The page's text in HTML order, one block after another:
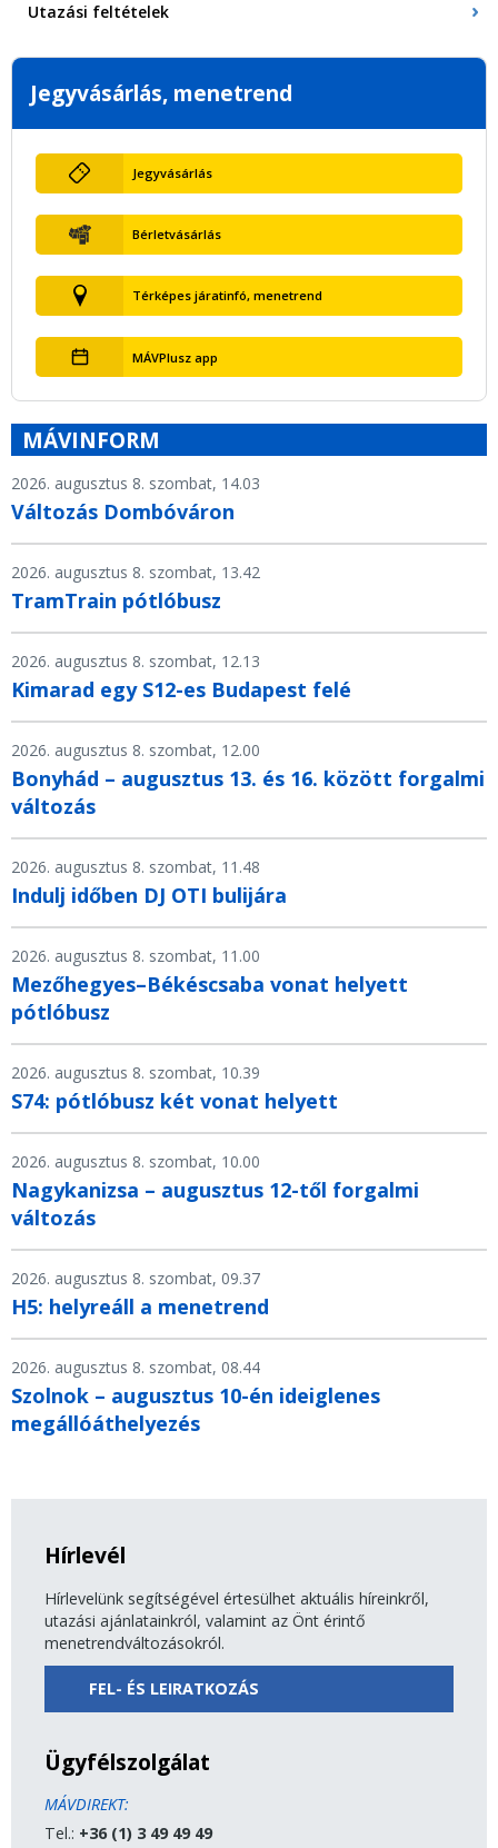
Utazási feltételek
Jegyvásárlás, menetrend
Jegyvásárlás
Bérletvásárlás
Térképes járatinfó, menetrend
MÁVPlusz app
MÁVINFORM
2026. augusztus 8. szombat, 14.03
Változás Dombóváron
2026. augusztus 8. szombat, 13.42
TramTrain pótlóbusz
2026. augusztus 8. szombat, 12.13
Kimarad egy S12-es Budapest felé
2026. augusztus 8. szombat, 12.00
Bonyhád – augusztus 13. és 16. között forgalmi
változás
2026. augusztus 8. szombat, 11.48
Indulj időben DJ OTI bulijára
2026. augusztus 8. szombat, 11.00
Mezőhegyes–Békéscsaba vonat helyett
pótlóbusz
2026. augusztus 8. szombat, 10.39
S74: pótlóbusz két vonat helyett
2026. augusztus 8. szombat, 10.00
Nagykanizsa – augusztus 12-től forgalmi
változás
2026. augusztus 8. szombat, 09.37
H5: helyreáll a menetrend
2026. augusztus 8. szombat, 08.44
Szolnok – augusztus 10-én ideiglenes
megállóáthelyezés
Hírlevél
Hírlevelünk segítségével értesülhet aktuális híreinkről,
utazási ajánlatainkról, valamint az Önt érintő
menetrendváltozásokról.
FEL- ÉS LEIRATKOZÁS
Ügyfélszolgálat
MÁVDIREKT:
Tel.: +36 (1) 3 49 49 49